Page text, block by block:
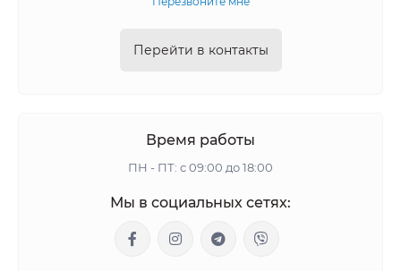
Перейти в контакты
Время работы
ПН - ПТ: с 09:00 до 18:00
Мы в социальных сетях: